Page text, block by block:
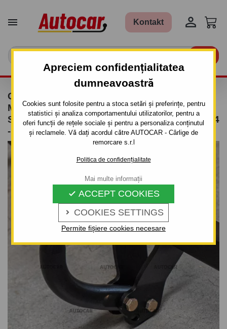
Apreciem confidențialitatea
dumneavoastră
Cookies sunt folosite pentru a stoca setări și preferințe, pentru
statistici și analiza comportamentului utilizatorilor, pentru a
oferi funcții de rețele sociale și pentru a personaliza conținutul
și reclamele. Vă dați acordul către AUTOCAR - Cârlige de
remorcare s.r.l
Politica de confidențialitate
 COOKIES SETTINGS
 ACCEPT COOKIES
Permite fișiere cookies necesare
Mai multe informații
 Kontakt 
CÂRLIG DE REMORCARE PENTRU
MERCEDES A - 5 UŞI W169 - SISTEM
SEMIDEMONTABIL -CU ŞURUBURI - DIN 2004
- 2012